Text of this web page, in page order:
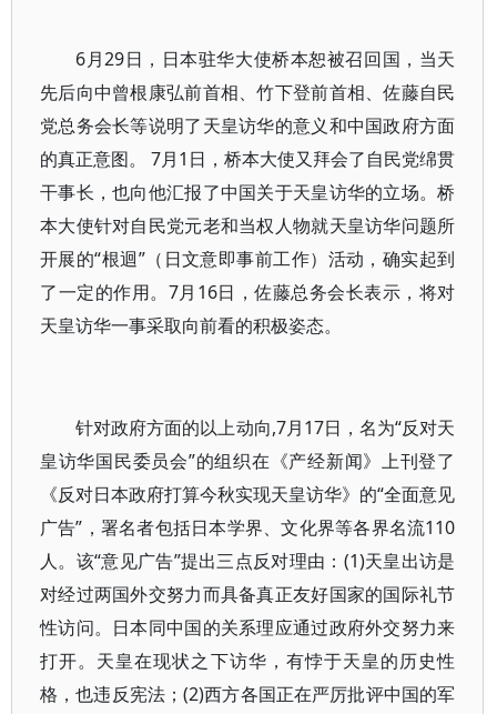
6月29日，日本驻华大使桥本恕被召回国，当天
先后向中曾根康弘前首相、竹下登前首相、佐藤自民
党总务会长等说明了天皇访华的意义和中国政府方面
的真正意图。 7月1日，桥本大使又拜会了自民党绵贯
干事长，也向他汇报了中国关于天皇访华的立场。桥
本大使针对自民党元老和当权人物就天皇访华问题所
开展的“根迴”（日文意即事前工作）活动，确实起到
了一定的作用。7月16日，佐藤总务会长表示，将对
天皇访华一事采取向前看的积极姿态。
针对政府方面的以上动向,7月17日，名为“反对天
皇访华国民委员会”的组织在《产经新闻》上刊登了
《反对日本政府打算今秋实现天皇访华》的“全面意见
广告”，署名者包括日本学界、文化界等各界名流110
人。该“意见广告”提出三点反对理由：(1)天皇出访是
对经过两国外交努力而具备真正友好国家的国际礼节
性访问。日本同中国的关系理应通过政府外交努力来
打开。天皇在现状之下访华，有悖于天皇的历史性
格，也违反宪法；(2)西方各国正在严厉批评中国的军